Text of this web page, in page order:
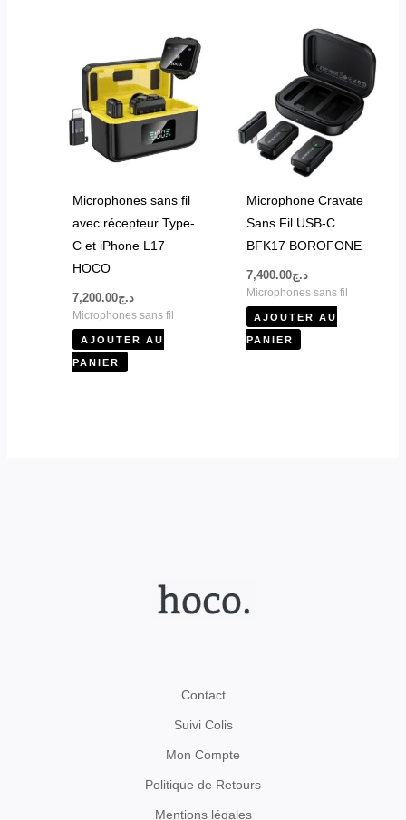
Microphones sans fil
avec récepteur Type-
C et iPhone L17
HOCO
د.ج7,200.00
Microphones sans fil
AJOUTER AU
PANIER
Microphone Cravate
Sans Fil USB-C
BFK17 BOROFONE
د.ج7,400.00
Microphones sans fil
AJOUTER AU
PANIER
Contact
Suivi Colis
Mon Compte
Politique de Retours
Mentions légales